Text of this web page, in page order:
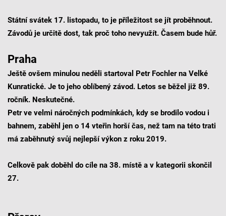
Státní svátek 17. listopadu, to je příležitost se jít proběhnout.
Závodů je určitě dost, tak proč toho nevyužít. Časem bude hůř.
Praha
Ještě ovšem minulou neděli startoval Petr Fochler na Velké
Kunratické. Je to jeho oblíbený závod. Letos se běžel již 89.
ročník. Neskutečné.
Petr ve velmi náročných podmínkách, kdy se brodilo vodou i
bahnem, zaběhl jen o 14 vteřin horší čas, než tam na této trati
má zaběhnutý svůj nejlepší výkon z roku 2019.
Celkově pak doběhl do cíle na 38. místě a v kategorii skončil
27.